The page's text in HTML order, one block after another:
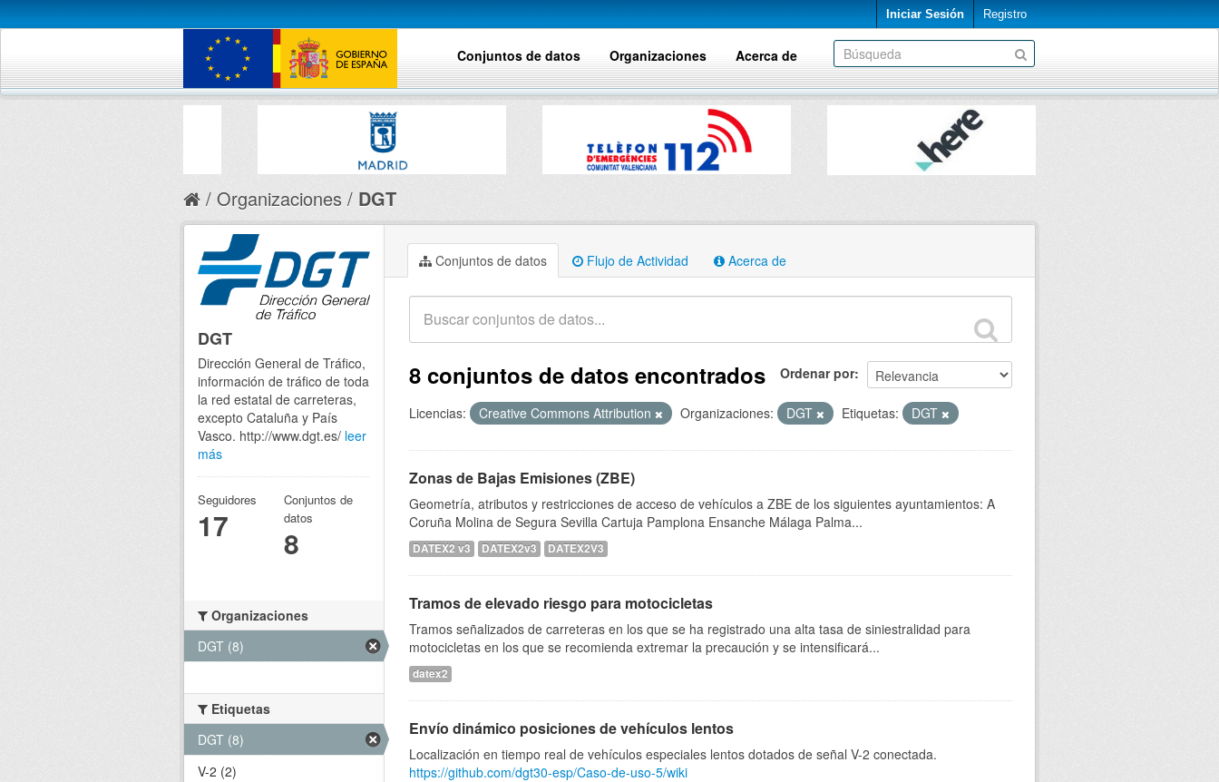
Iniciar Sesión Registro
Conjuntos de datos Organizaciones Acerca de
Organizaciones DGT
Conjuntos de datos Flujo de Actividad Acerca de
Ordenar por
8 conjuntos de datos encontrados
Licencias: Creative Commons Attribution Organizaciones: DGT Etiquetas: DGT
Zonas de Bajas Emisiones (ZBE)
Geometría, atributos y restricciones de acceso de vehículos a ZBE de los siguientes ayuntamientos: A
Coruña Molina de Segura Sevilla Cartuja Pamplona Ensanche Málaga Palma...
DATEX2 v3 DATEX2v3 DATEX2V3
Tramos de elevado riesgo para motocicletas
Tramos señalizados de carreteras en los que se ha registrado una alta tasa de siniestralidad para
motocicletas en los que se recomienda extremar la precaución y se intensificará...
datex2
Envío dinámico posiciones de vehículos lentos
Localización en tiempo real de vehículos especiales lentos dotados de señal V-2 conectada.
https://github.com/dgt30-esp/Caso-de-uso-5/wiki
DGT
Dirección General de Tráfico,
información de tráfico de toda
la red estatal de carreteras,
excepto Cataluña y País
Vasco. http://www.dgt.es/ leer
más
Seguidores
17
Conjuntos de
datos
8
Organizaciones
DGT (8)
Etiquetas
DGT (8)
V-2 (2)